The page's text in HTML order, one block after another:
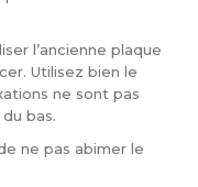
l’ancienne plaque
Utilisez bien le
ne sont pas
bas.
ne pas abimer le